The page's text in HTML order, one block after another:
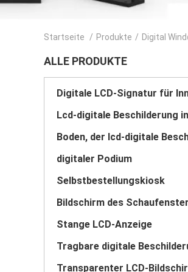
Startseite / Produkte / Digital
ALLE PRODUKTE
digitaler Podium
Selbstbestellungskiosk
Bildschirm des
Stange LCD-Anzeige
Tragbare digitale
Transparenter LCD-